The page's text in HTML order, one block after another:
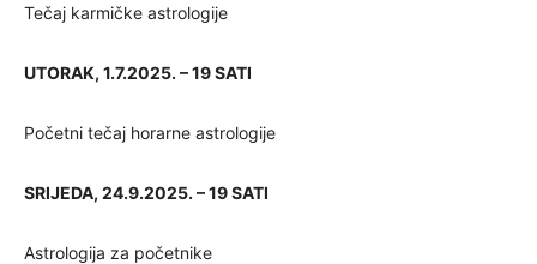
Tečaj karmičke astrologije
UTORAK, 1.7.2025. – 19 SATI
Početni tečaj horarne astrologije
SRIJEDA, 24.9.2025. – 19 SATI
Astrologija za početnike